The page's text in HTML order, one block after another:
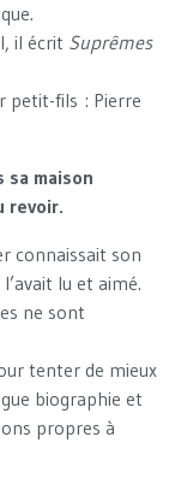
il écrit Suprêmes
petit-fils : Pierre
sa maison
revoir.
connaissait son
lu et aimé.
ne sont
tenter de mieux
biographie et
propres à